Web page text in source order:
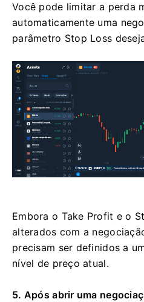
Você pode limitar a perda
automaticamente uma
parâmetro Stop Loss
Embora o Take Profit e o
alterados com a
precisam ser definidos a
nível de preço atual.
5. Após abrir uma